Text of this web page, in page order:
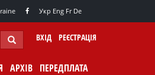
Укр Eng Fr De
ВХІД РЕЄСТРАЦІЯ
АРХІВ ПЕРЕДПЛАТА